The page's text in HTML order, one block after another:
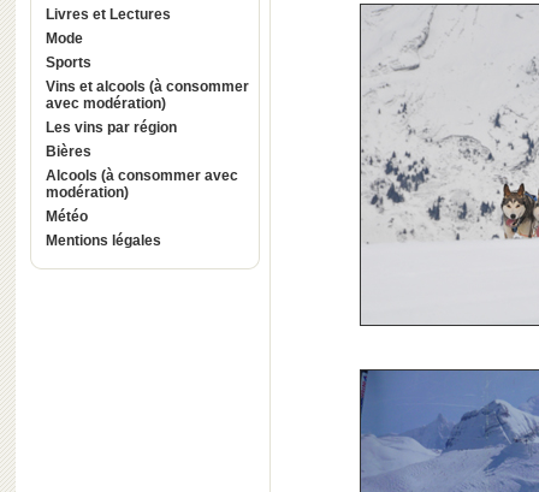
Livres et Lectures
Mode
Sports
Vins et alcools (à consommer
avec modération)
Les vins par région
Bières
Alcools (à consommer avec
modération)
Météo
Mentions légales